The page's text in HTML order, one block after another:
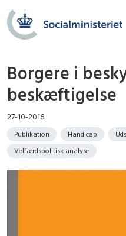
Borgere i
beskæftigelse
27-10-2016
Publikation Handicap
Velfærdspolitisk analyse